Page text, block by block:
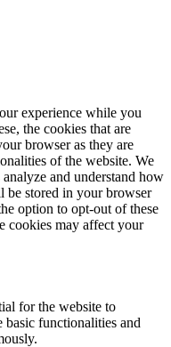
experience while you
the cookies that are
browser as they are
of the website. We
and understand how
be stored in your browser
option to opt-out of these
cookies may affect your
for the website to
basic functionalities and